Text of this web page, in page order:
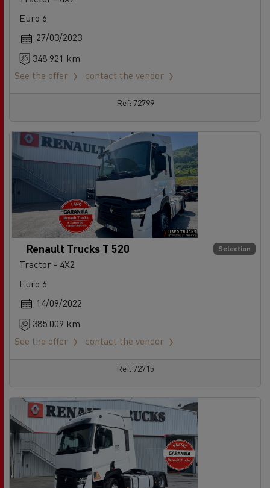
Euro 6
27/03/2023
348 921 km
See the offer
contact the vendor
Ref: 72799
Selection
Renault Trucks T 520
Tractor - 4X2
Euro 6
14/09/2022
385 009 km
See the offer
contact the vendor
Ref: 72715